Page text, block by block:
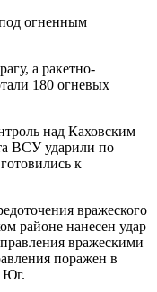
огненным
а ракетно-
180 огневых
над Каховским
ВСУ ударили по
к
вражеского
районе нанесен удар
вражескими
поражен в
Юг.